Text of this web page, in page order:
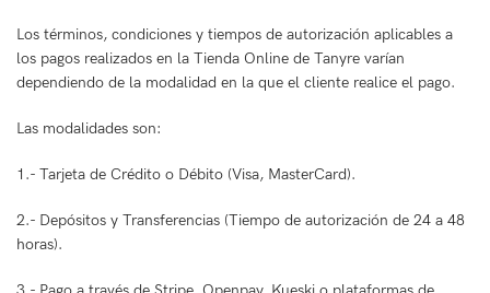
Los términos, condiciones y tiempos de autorización aplicables a
los pagos realizados en la Tienda Online de Tanyre varían
dependiendo de la modalidad en la que el cliente realice el pago.
Las modalidades son:
1.- Tarjeta de Crédito o Débito (Visa, MasterCard).
2.- Depósitos y Transferencias (Tiempo de autorización de 24 a 48
horas).